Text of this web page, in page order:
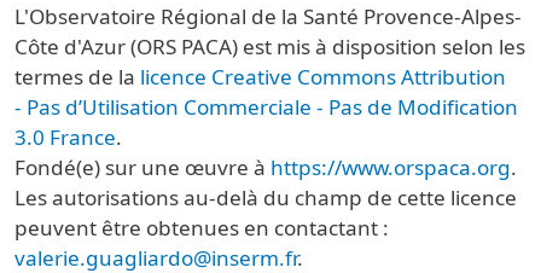
L'Observatoire Régional de la Santé Provence-Alpes-
Côte d'Azur (ORS PACA) est mis à disposition selon les
termes de la licence Creative Commons Attribution
- Pas d’Utilisation Commerciale - Pas de Modification
3.0 France.
Fondé(e) sur une œuvre à https://www.orspaca.org.
Les autorisations au-delà du champ de cette licence
peuvent être obtenues en contactant :
valerie.guagliardo@inserm.fr.